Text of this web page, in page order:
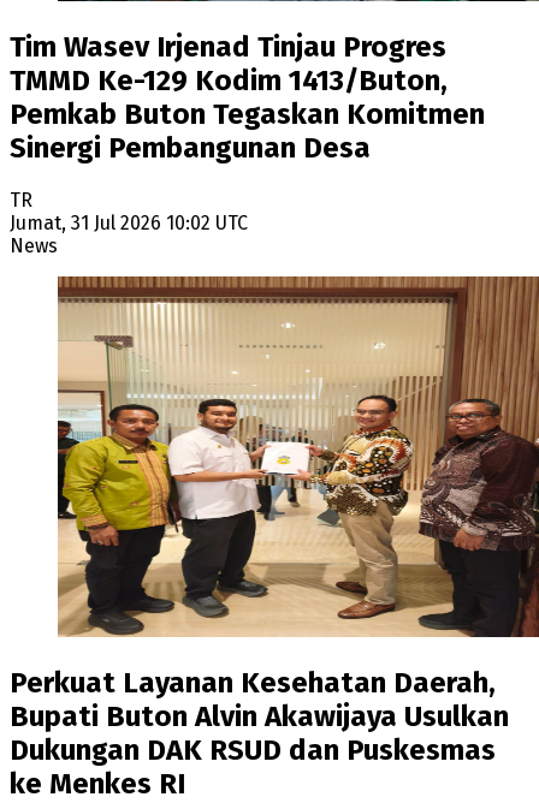
Tim Wasev Irjenad Tinjau Progres
TMMD Ke-129 Kodim 1413/Buton,
Pemkab Buton Tegaskan Komitmen
Sinergi Pembangunan Desa
TR
Jumat, 31 Jul 2026 10:02 UTC
News
Perkuat Layanan Kesehatan Daerah,
Bupati Buton Alvin Akawijaya Usulkan
Dukungan DAK RSUD dan Puskesmas
ke Menkes RI